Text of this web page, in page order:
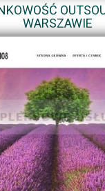
WARSZAWIE